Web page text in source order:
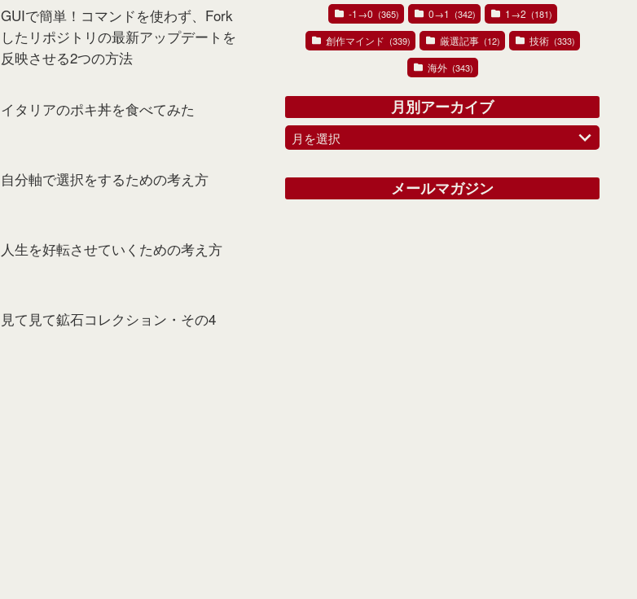
GUIで簡単！コマンドを使わず、Fork
したリポジトリの最新アップデートを
反映させる2つの方法
イタリアのポキ丼を食べてみた
自分軸で選択をするための考え方
人生を好転させていくための考え方
見て見て鉱石コレクション・その4
-1→0 (365) 0→1 (342) 1→2 (181)
創作マインド (339) 厳選記事 (12) 技術 (333)
海外 (343)
月別アーカイブ
月を選択
メールマガジン